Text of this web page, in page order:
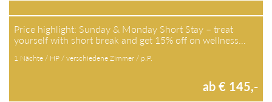
Price highlight: Sunday & Monday Short Stay – treat
yourself with short break and get 15% off on wellness…
1 Nächte / HP / verschiedene Zimmer / p.P.
ab € 145,-